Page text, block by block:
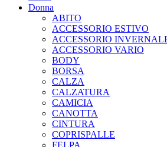
Donna
ABITO
ACCESSORIO ESTIVO
ACCESSORIO
ACCESSORIO VARIO
BODY
BORSA
CALZA
CALZATURA
CAMICIA
CANOTTA
CINTURA
COPRISPALLE
FELPA